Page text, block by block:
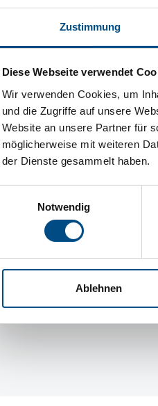
Zustimmung
Diese Webseite verwendet
Wir verwenden Cookies, um
und die Zugriffe auf unsere
Website an unsere Partner für
möglicherweise mit weiteren
der Dienste gesammelt haben.
Notwendig
Ablehnen
Lösungen
Produkte